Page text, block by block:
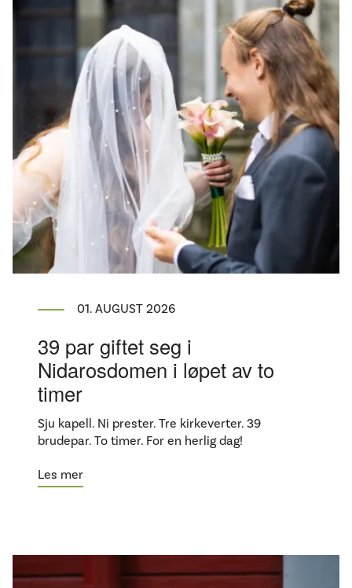
Ditt besøk
01. AUGUST 2026
39 par giftet seg i
Nidarosdomen i løpet av to
timer
Sju kapell. Ni prester. Tre kirkeverter. 39
brudepar. To timer. For en herlig dag!
Les mer